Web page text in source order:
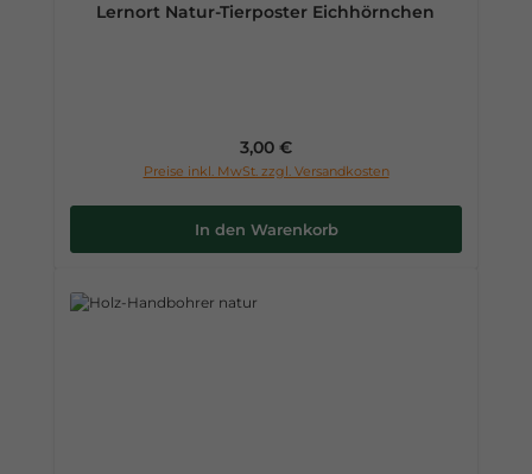
Lernort Natur-Tierposter Eichhörnchen
Regulärer Preis:
3,00 €
Preise inkl. MwSt. zzgl. Versandkosten
In den Warenkorb